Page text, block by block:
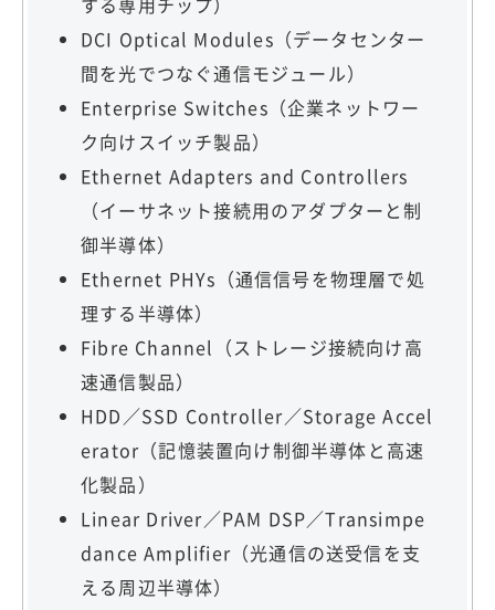
DCI Optical Modules（データセンター
間を光でつなぐ通信モジュール）
Enterprise Switches（企業ネットワー
ク向けスイッチ製品）
Ethernet Adapters and Controllers
（イーサネット接続用のアダプターと制
御半導体）
Ethernet PHYs（通信信号を物理層で処
理する半導体）
Fibre Channel（ストレージ接続向け高
速通信製品）
HDD／SSD Controller／Storage Accel
erator（記憶装置向け制御半導体と高速
化製品）
Linear Driver／PAM DSP／Transimpe
dance Amplifier（光通信の送受信を支
える周辺半導体）